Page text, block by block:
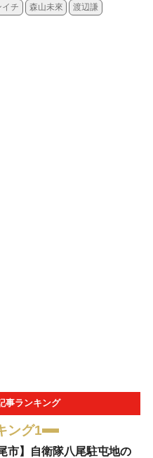
チ 森山未來 渡辺謙
事ランキング
ング1
市】自衛隊八尾駐屯地の